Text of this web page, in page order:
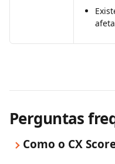
Perguntas
Como o CX